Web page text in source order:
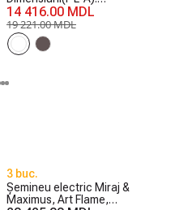
1020*1200*330 mm, 1500
W
14 416.00 MDL
19 221.00 MDL
3 buc.
Șemineu electric Miraj &
Maximus, Art Flame,